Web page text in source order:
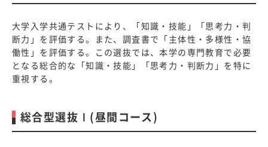
大学入学共通テストにより、「知識・技能」「思考力・判
断力」を評価する。また、調査書で「主体性・多様性・協
働性」を評価する。この選抜では、本学の専門教育で必要
となる総合的な「知識・技能」「思考力・判断力」を特に
重視する。
総合型選抜Ⅰ(昼間コース)